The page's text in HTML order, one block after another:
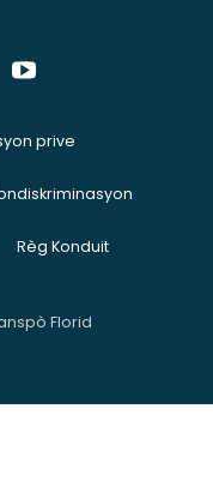
prive
Règ Konduit
Florid